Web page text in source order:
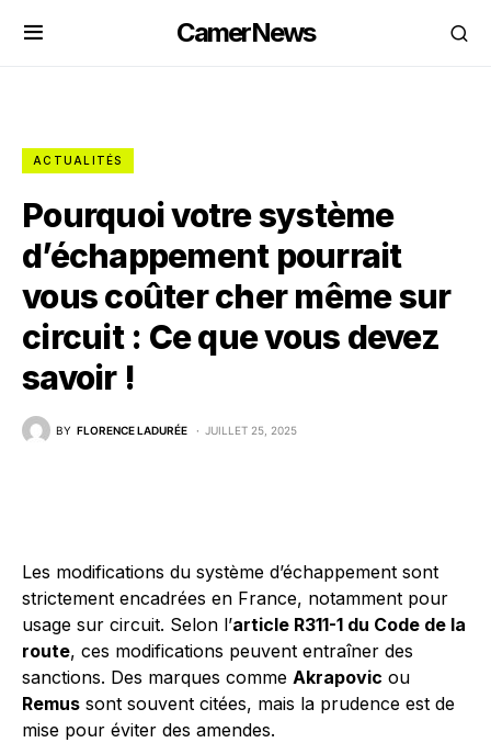
CamerNews
ACTUALITÉS
Pourquoi votre système
d’échappement pourrait
vous coûter cher même sur
circuit : Ce que vous devez
savoir !
BY FLORENCE LADURÉE JUILLET 25, 2025
Les modifications du système d’échappement sont
strictement encadrées en France, notamment pour
usage sur circuit. Selon l’article R311-1 du Code de la
route, ces modifications peuvent entraîner des
sanctions. Des marques comme Akrapovic ou
Remus sont souvent citées, mais la prudence est de
mise pour éviter des amendes.